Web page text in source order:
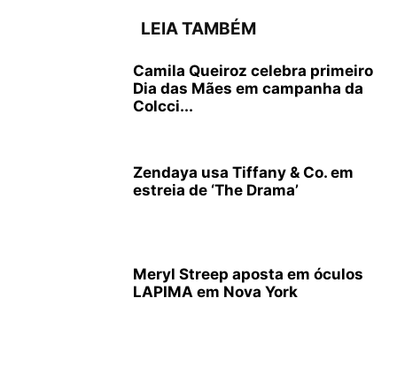
LEIA TAMBÉM
Camila Queiroz celebra primeiro
Dia das Mães em campanha da
Colcci...
Zendaya usa Tiffany & Co. em
estreia de ‘The Drama’
Meryl Streep aposta em óculos
LAPIMA em Nova York